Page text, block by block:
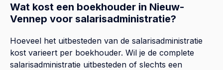
Wat kost een boekhouder in Nieuw-
Vennep voor salarisadministratie?
Hoeveel het uitbesteden van de salarisadministratie
kost varieert per boekhouder. Wil je de complete
salarisadministratie uitbesteden of slechts een